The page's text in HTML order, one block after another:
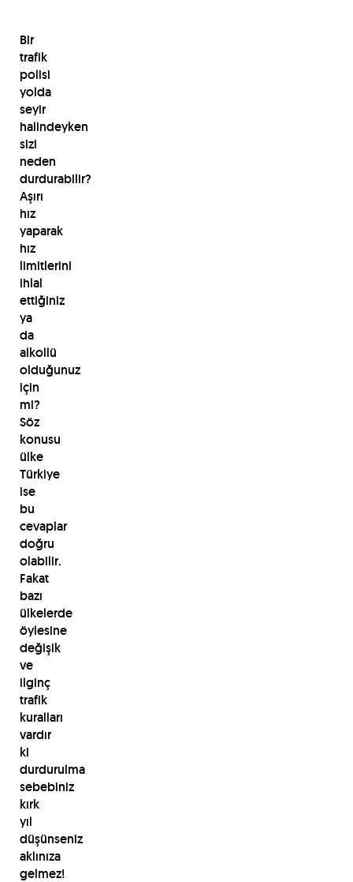
Bir
trafik
polisi
yolda
seyir
halindeyken
sizi
neden
durdurabilir?
Aşırı
hız
yaparak
hız
limitlerini
ihlal
ettiğiniz
ya
da
alkollü
olduğunuz
için
mi?
Söz
konusu
ülke
Türkiye
ise
bu
cevaplar
doğru
olabilir.
Fakat
bazı
ülkelerde
öylesine
değişik
ve
ilginç
trafik
kuralları
vardır
ki
durdurulma
sebebiniz
kırk
yıl
düşünseniz
aklınıza
gelmez!